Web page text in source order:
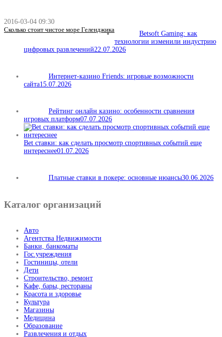
2016-03-04 09:30
Сколько стоит чистое море Геленджика
Betsoft Gaming: как
технологии изменили индустрию
цифровых развлечений22.07.2026
Интернет-казино Friends: игровые возможности
сайта15.07.2026
Рейтинг онлайн казино: особенности сравнения
игровых платформ07.07.2026
Bet ставки: как сделать просмотр спортивных событий еще
интереснее01.07.2026
Платные ставки в покере: основные нюансы30.06.2026
Каталог организаций
Авто
Агентства Недвижимости
Банки, банкоматы
Гос.учреждения
Гостиницы, отели
Дети
Строительство, ремонт
Кафе, бары, рестораны
Красота и здоровье
Культура
Магазины
Медицина
Образование
Развлечения и отдых